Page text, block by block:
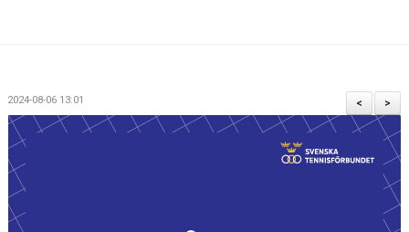
KLUBBKLÄDER
SHOP
>
<
2024-08-06 13:01